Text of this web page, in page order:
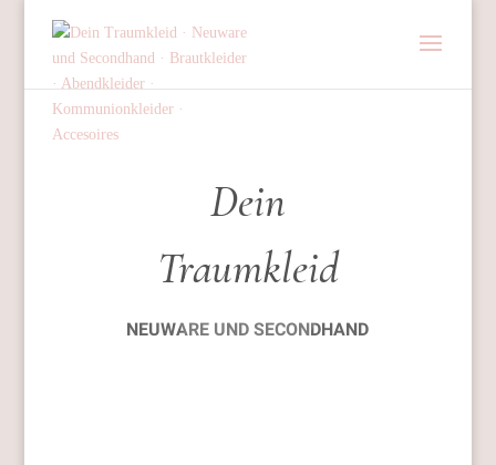
Dein
Traumkleid
NEUWARE UND SECONDHAND